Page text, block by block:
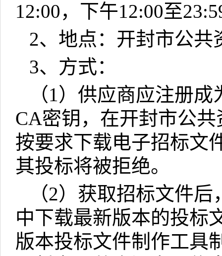
12:00，下午12:00至
2、地点：开封市公共
3、方式：
（1）供应商应注册
CA密钥，在开封市公
按要求下载电子招标文
其投标将被拒绝。
（2）获取招标文件后
中下载最新版本的投标
版本投标文件制作工具